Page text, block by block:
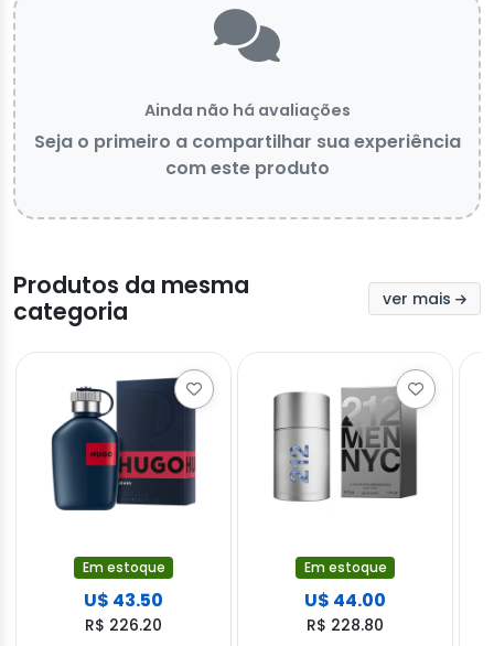
Ainda não há avaliações
Seja o primeiro a compartilhar sua experiência
com este produto
Produtos da mesma
categoria
ver mais
Em estoque
U$ 43.50
R$ 226.20
Em estoque
U$ 44.00
R$ 228.80